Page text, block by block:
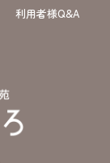
利用者様Q&A